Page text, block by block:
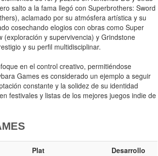
salto a la fama llegó con Superbrothers: Sword
aclamado por su atmósfera artística y su
cosechando elogios con obras como Super
y supervivencia) y Grindstone
y su perfil multidisciplinar.
en el control creativo, permitiéndose
Games es considerado un ejemplo a seguir
constante y la solidez de su identidad
festivales y listas de los mejores juegos indie de
Plat
Desarrollo